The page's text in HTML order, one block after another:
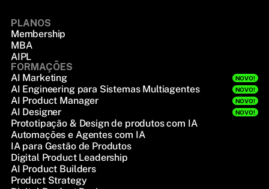
PLANOS
Membership
MBA
AIPL
FORMAÇÕES
AI Marketing
NOVO!
AI Engineering para Sistemas Multiagentes NOVO!
AI Product Manager NOVO!
AI Designer NOVO!
Prototipação & Design de produtos com IA
Automações e Agentes com IA
IA para Gestão de Produtos
Digital Product Leadership
AI Product Builders
Product Strategy